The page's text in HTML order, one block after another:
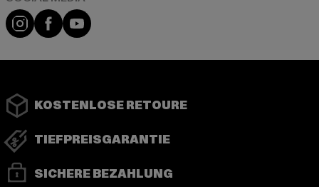
Instagram
FacebookYouTube
KOSTENLOSE RETOURE
TIEFPREISGARANTIE
SICHERE BEZAHLUNG